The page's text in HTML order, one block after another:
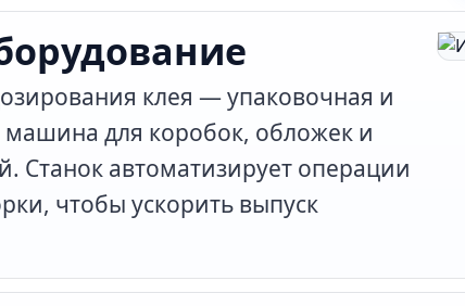
клея — упаковочная и
машина для коробок, обложек и
Станок автоматизирует операции
чтобы ускорить выпуск